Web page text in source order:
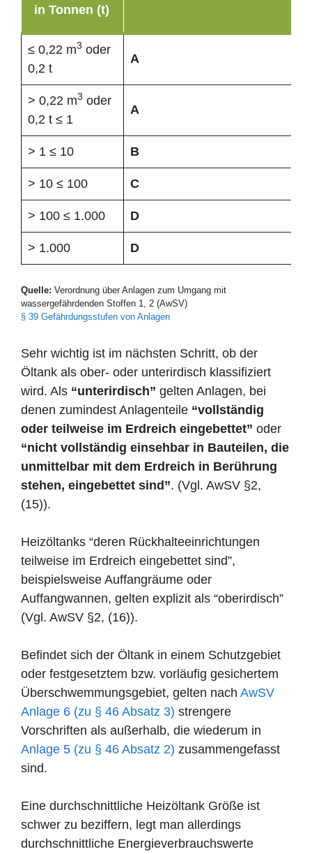
in Tonnen (t)
≤ 0,22 m3 oder
0,2 t
A
> 0,22 m3 oder
0,2 t ≤ 1
A
> 1 ≤ 10 B
> 10 ≤ 100 C
> 100 ≤ 1.000 D
> 1.000 D
Quelle: Verordnung über Anlagen zum Umgang mit
wassergefährdenden Stoffen 1, 2 (AwSV)
§ 39 Gefährdungsstufen von Anlagen
Sehr wichtig ist im nächsten Schritt, ob der
Öltank als ober- oder unterirdisch klassifiziert
wird. Als “unterirdisch” gelten Anlagen, bei
denen zumindest Anlagenteile “vollständig
oder teilweise im Erdreich eingebettet” oder
“nicht vollständig einsehbar in Bauteilen, die
unmittelbar mit dem Erdreich in Berührung
stehen, eingebettet sind”. (Vgl. AwSV §2,
(15)).
Heizöltanks “deren Rückhalteeinrichtungen
teilweise im Erdreich eingebettet sind”,
beispielsweise Auffangräume oder
Auffangwannen, gelten explizit als “oberirdisch”
(Vgl. AwSV §2, (16)).
Befindet sich der Öltank in einem Schutzgebiet
oder festgesetztem bzw. vorläufig gesichertem
Überschwemmungsgebiet, gelten nach AwSV
Anlage 6 (zu § 46 Absatz 3) strengere
Vorschriften als außerhalb, die wiederum in
Anlage 5 (zu § 46 Absatz 2) zusammengefasst
sind.
Eine durchschnittliche Heizöltank Größe ist
schwer zu beziffern, legt man allerdings
durchschnittliche Energieverbrauchswerte